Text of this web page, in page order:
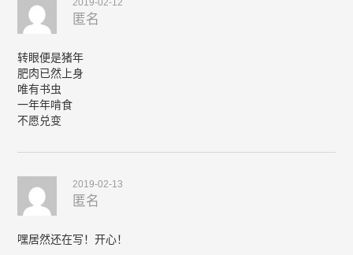
2019-02-12
匿名
转眼便是猪年
肥肉已然上身
唯有书虫
一年年啃食
不愿兑变
2019-02-13
匿名
嘿居然还在写！开心！